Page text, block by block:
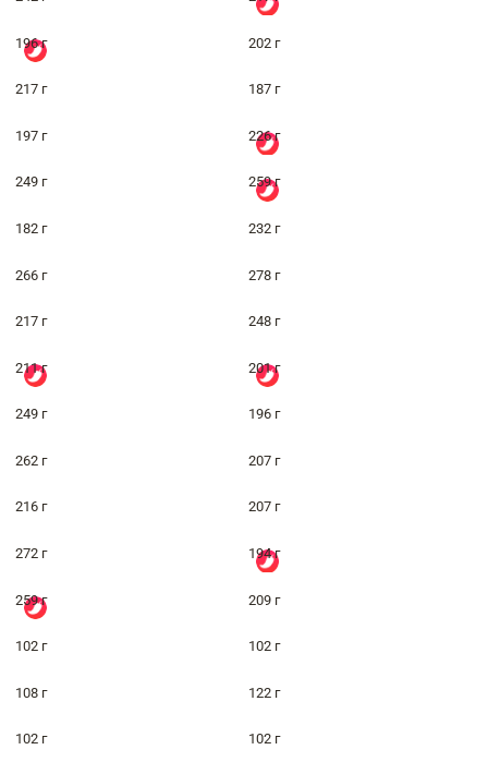
196 г 202 г
217 г 187 г
197 г 226 г
249 г 259 г
182 г 232 г
266 г 278 г
217 г 248 г
211 г 201 г
249 г 196 г
262 г 207 г
216 г 207 г
272 г 194 г
259 г 209 г
102 г 102 г
108 г 122 г
102 г 102 г